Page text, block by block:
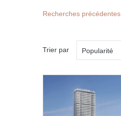
Recherches précédentes
Trier par Popularité